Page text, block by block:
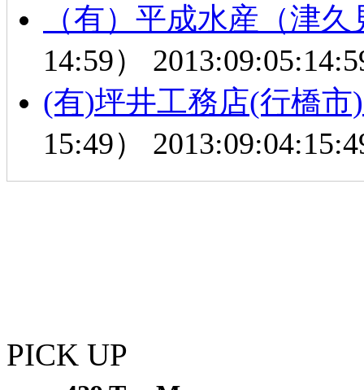
（有）平成水産（津
14:59）
(有)坪井工務店(行橋
15:49）
PICK UP